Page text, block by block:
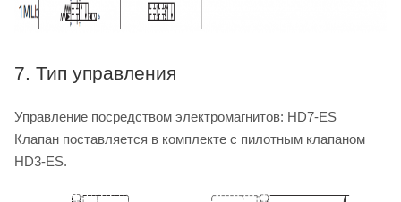
7. Тип управления
Управление посредством электромагнитов: HD7-ES
Клапан поставляется в комплекте с пилотным клапаном
HD3-ES.